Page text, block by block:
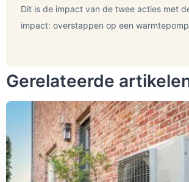
Dit is de impact van de twee acties met
impact: overstappen op een
Lees in dit artikel meer over het
Let op: de terugverdientijd is afhankelijk
gasprijzen. De prijzen fluxueren in
voor ons lastig is bij te houden en dat op
lezen de terugverdientijd al veel korter is.
Belangrijke voorwaarde om van het gas
huis goed isoleren.
Gerelateerde